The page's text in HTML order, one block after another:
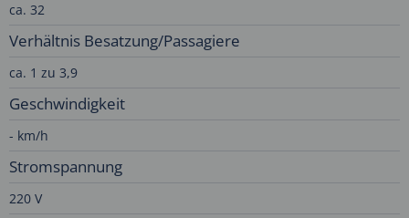
ca. 32
Verhältnis Besatzung/Passagiere
ca. 1 zu 3,9
Geschwindigkeit
- km/h
Stromspannung
220 V